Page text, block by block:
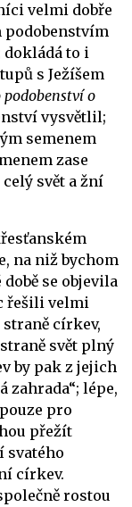
velmi dobře
podobenstvím
dokládá to i
s Ježíšem
podobenství o
vysvětlil;
semenem
zase
svět a žní
na niž bychom
se objevila
řešili velmi
straně církev,
svět plný
by pak z jejich
zahrada“; lépe,
pro
přežít
svatého
církev.
rostou